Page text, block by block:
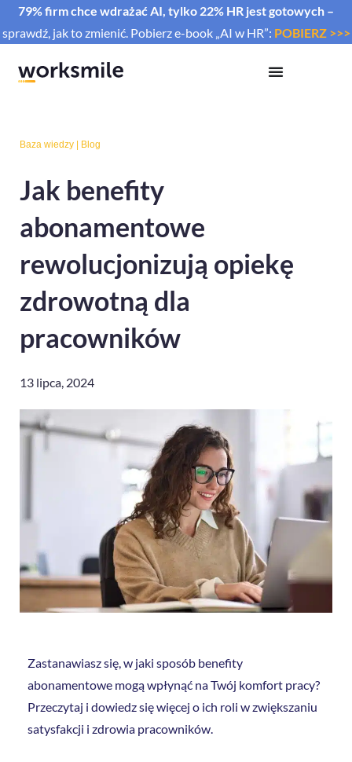
79% firm chce wdrażać AI, tylko 22% HR jest gotowych –
sprawdź, jak to zmienić. Pobierz e-book „AI w HR”: POBIERZ >>>
Baza wiedzy Blog
Jak benefity
abonamentowe
rewolucjonizują opiekę
zdrowotną dla
pracowników
13 lipca, 2024
Zastanawiasz się, w jaki sposób benefity
abonamentowe mogą wpłynąć na Twój komfort pracy?
Przeczytaj i dowiedz się więcej o ich roli w zwiększaniu
satysfakcji i zdrowia pracowników.